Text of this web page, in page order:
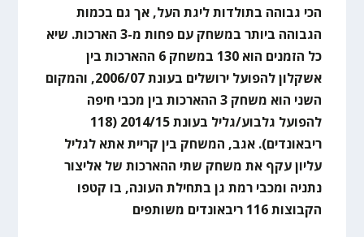
הכי גבוהה בתולדות ליגת העל, אך גם בכמות
הגבוהה ביותר במשחק עם פחות מ-3 הארכות. שיא
כל הזמנים הוא 130 במשחק 6 ההארכות בין
אשקלון להפועל ירושלים בעונת 2006/07, והמקום
השני הוא משחק 3 ההארכות בין מכבי חיפה
להפועל גלבוע/גליל בעונת 2014/15 (118
ריבאונדים). אגב, המשחק בין קריית אתא לגליל
עליון עקף את משחק שתי ההארכות של אליצור
נתניה ומכבי רמת גן בתחילת העונה, בו קטפו
הקבוצות 116 ריבאונדים משותפים